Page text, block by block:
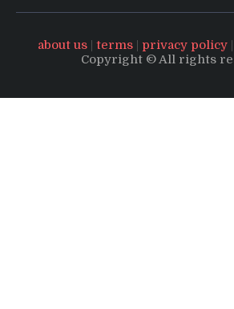
about us| terms| privacy policy|
Copyright © All rights